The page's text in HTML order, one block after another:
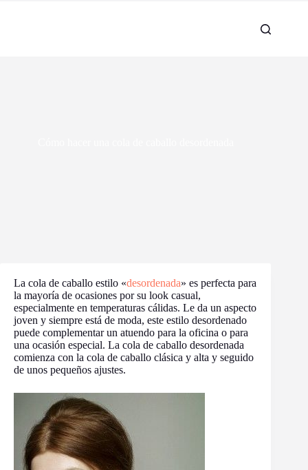
La cola de caballo estilo «desordenada» es perfecta para
la mayoría de ocasiones por su look casual,
especialmente en temperaturas cálidas. Le da un aspecto
joven y siempre está de moda, este estilo desordenado
puede complementar un atuendo para la oficina o para
una ocasión especial. La cola de caballo desordenada
comienza con la cola de caballo clásica y alta y seguido
de unos pequeños ajustes.